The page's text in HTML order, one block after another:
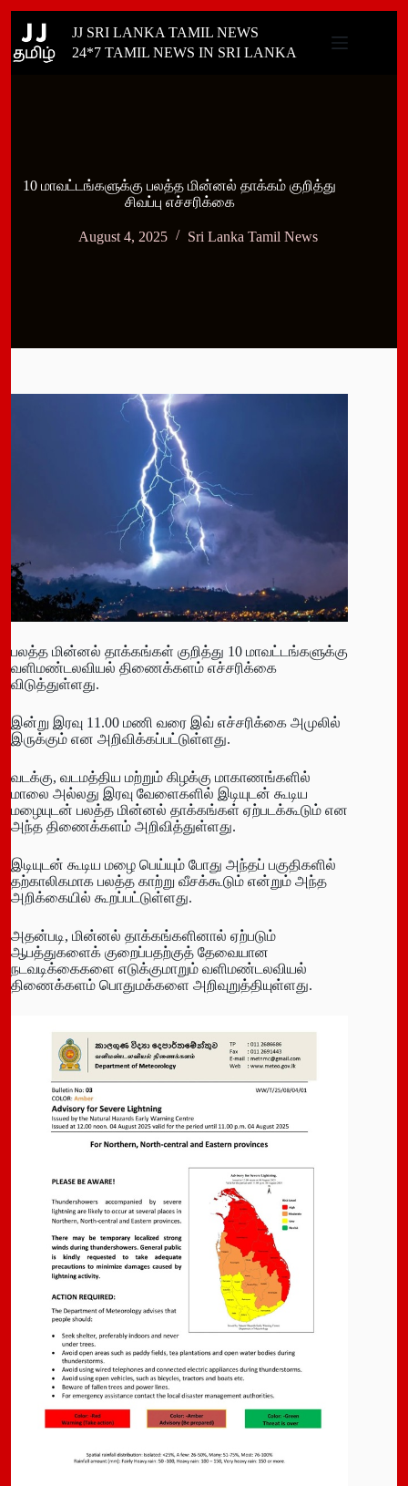
content
JJ SRI LANKA TAMIL NEWS
24*7 TAMIL NEWS IN SRI LANKA
10 மாவட்டங்களுக்கு பலத்த மின்னல் தாக்கம் குறித்து
சிவப்பு எச்சரிக்கை
August 4, 2025 Sri Lanka Tamil News
பலத்த மின்னல் தாக்கங்கள் குறித்து 10 மாவட்டங்களுக்கு
வளிமண்டலவியல் திணைக்களம் எச்சரிக்கை
விடுத்துள்ளது.
இன்று இரவு 11.00 மணி வரை இவ் எச்சரிக்கை அமுலில்
இருக்கும் என அறிவிக்கப்பட்டுள்ளது.
வடக்கு, வடமத்திய மற்றும் கிழக்கு மாகாணங்களில்
மாலை அல்லது இரவு வேளைகளில் இடியுடன் கூடிய
மழையுடன் பலத்த மின்னல் தாக்கங்கள் ஏற்படக்கூடும் என
அந்த திணைக்களம் அறிவித்துள்ளது.
இடியுடன் கூடிய மழை பெய்யும் போது அந்தப் பகுதிகளில்
தற்காலிகமாக பலத்த காற்று வீசக்கூடும் என்றும் அந்த
அறிக்கையில் கூறப்பட்டுள்ளது.
அதன்படி, மின்னல் தாக்கங்களினால் ஏற்படும்
ஆபத்துகளைக் குறைப்பதற்குத் தேவையான
நடவடிக்கைகளை எடுக்குமாறும் வளிமண்டலவியல்
திணைக்களம் பொதுமக்களை அறிவுறுத்தியுள்ளது.